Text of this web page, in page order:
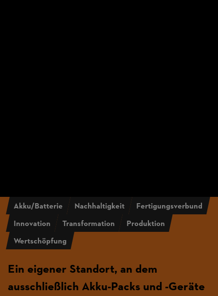
Akku/Batterie Nachhaltigkeit
Fertigungsverbund
Innovation
Transformation
Produktion
Wertschöpfung
Ein eigener Standort, an dem
ausschließlich Akku-Packs und -Geräte